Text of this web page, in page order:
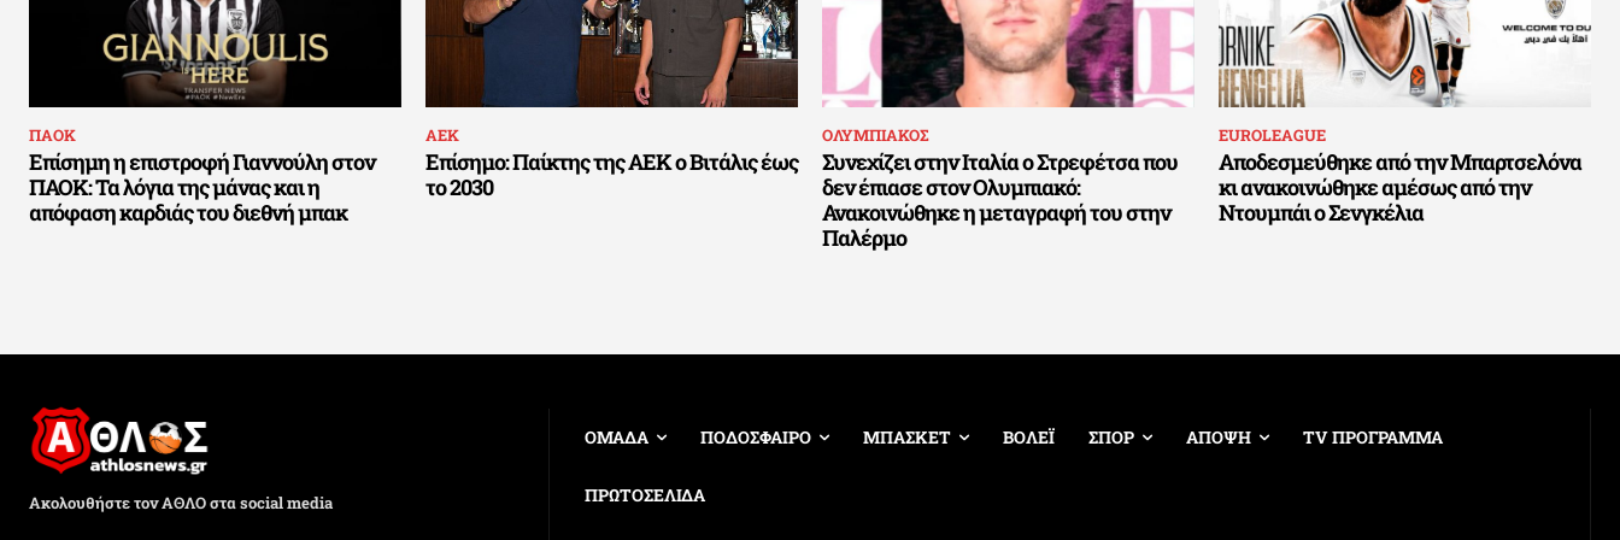
ΠΑΟΚ
Επίσημη η επιστροφή Γιαννούλη στον
ΠΑΟΚ: Τα λόγια της μάνας και η
απόφαση καρδιάς του διεθνή μπακ
ΑΕΚ
Επίσημο: Παίκτης της ΑΕΚ ο Βιτάλις έως
το 2030
ΟΛΥΜΠΙΑΚΟΣ
Συνεχίζει στην Ιταλία ο Στρεφέτσα που
δεν έπιασε στον Ολυμπιακό:
Ανακοινώθηκε η μεταγραφή του στην
Παλέρμο
EUROLEAGUE
Αποδεσμεύθηκε από την Μπαρτσελόνα
κι ανακοινώθηκε αμέσως από την
Ντουμπάι ο Σενγκέλια
Ακολουθήστε τον ΑΘΛΟ στα social media
ΟΜΑΔΑ ΠΟΔΟΣΦΑΙΡΟ ΜΠΑΣΚΕΤ ΒΟΛΕΪ ΣΠΟΡ ΑΠΟΨΗ TV ΠΡΟΓΡΑΜΜΑ
ΠΡΩΤΟΣΕΛΙΔΑ